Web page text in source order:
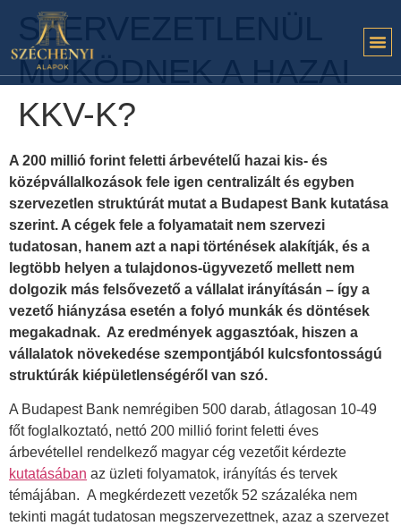
SZERVEZETLENÜL
MŰKÖDNEK A HAZAI
KKV-K?
A 200 millió forint feletti árbevételű hazai kis- és
középvállalkozások fele igen centralizált és egyben
szervezetlen struktúrát mutat a Budapest Bank kutatása
szerint. A cégek fele a folyamatait nem szervezi
tudatosan, hanem azt a napi történések alakítják, és a
legtöbb helyen a tulajdonos-ügyvezető mellett nem
dolgozik más felsővezető a vállalat irányításán – így a
vezető hiányzása esetén a folyó munkák és döntések
megakadnak. Az eredmények aggasztóak, hiszen a
vállalatok növekedése szempontjából kulcsfontosságú
struktúrák kiépületlenségéről van szó.
A Budapest Bank nemrégiben 500 darab, átlagosan 10-49
főt foglalkoztató, nettó 200 millió forint feletti éves
árbevétellel rendelkező magyar cég vezetőit kérdezte
kutatásában az üzleti folyamatok, irányítás és tervek
témájában. A megkérdezett vezetők 52 százaléka nem
tekinti magát tudatosan megszervezettnek, azaz a szervezet